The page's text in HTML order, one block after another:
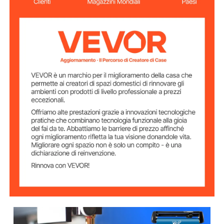
10-500g
Velocità di taglio 10-800 mm al secondo
Memoria 128K-2M
Precisione di
ripetizione
0,0004" (0,01 mm)
Peso lordo 20,3 kg